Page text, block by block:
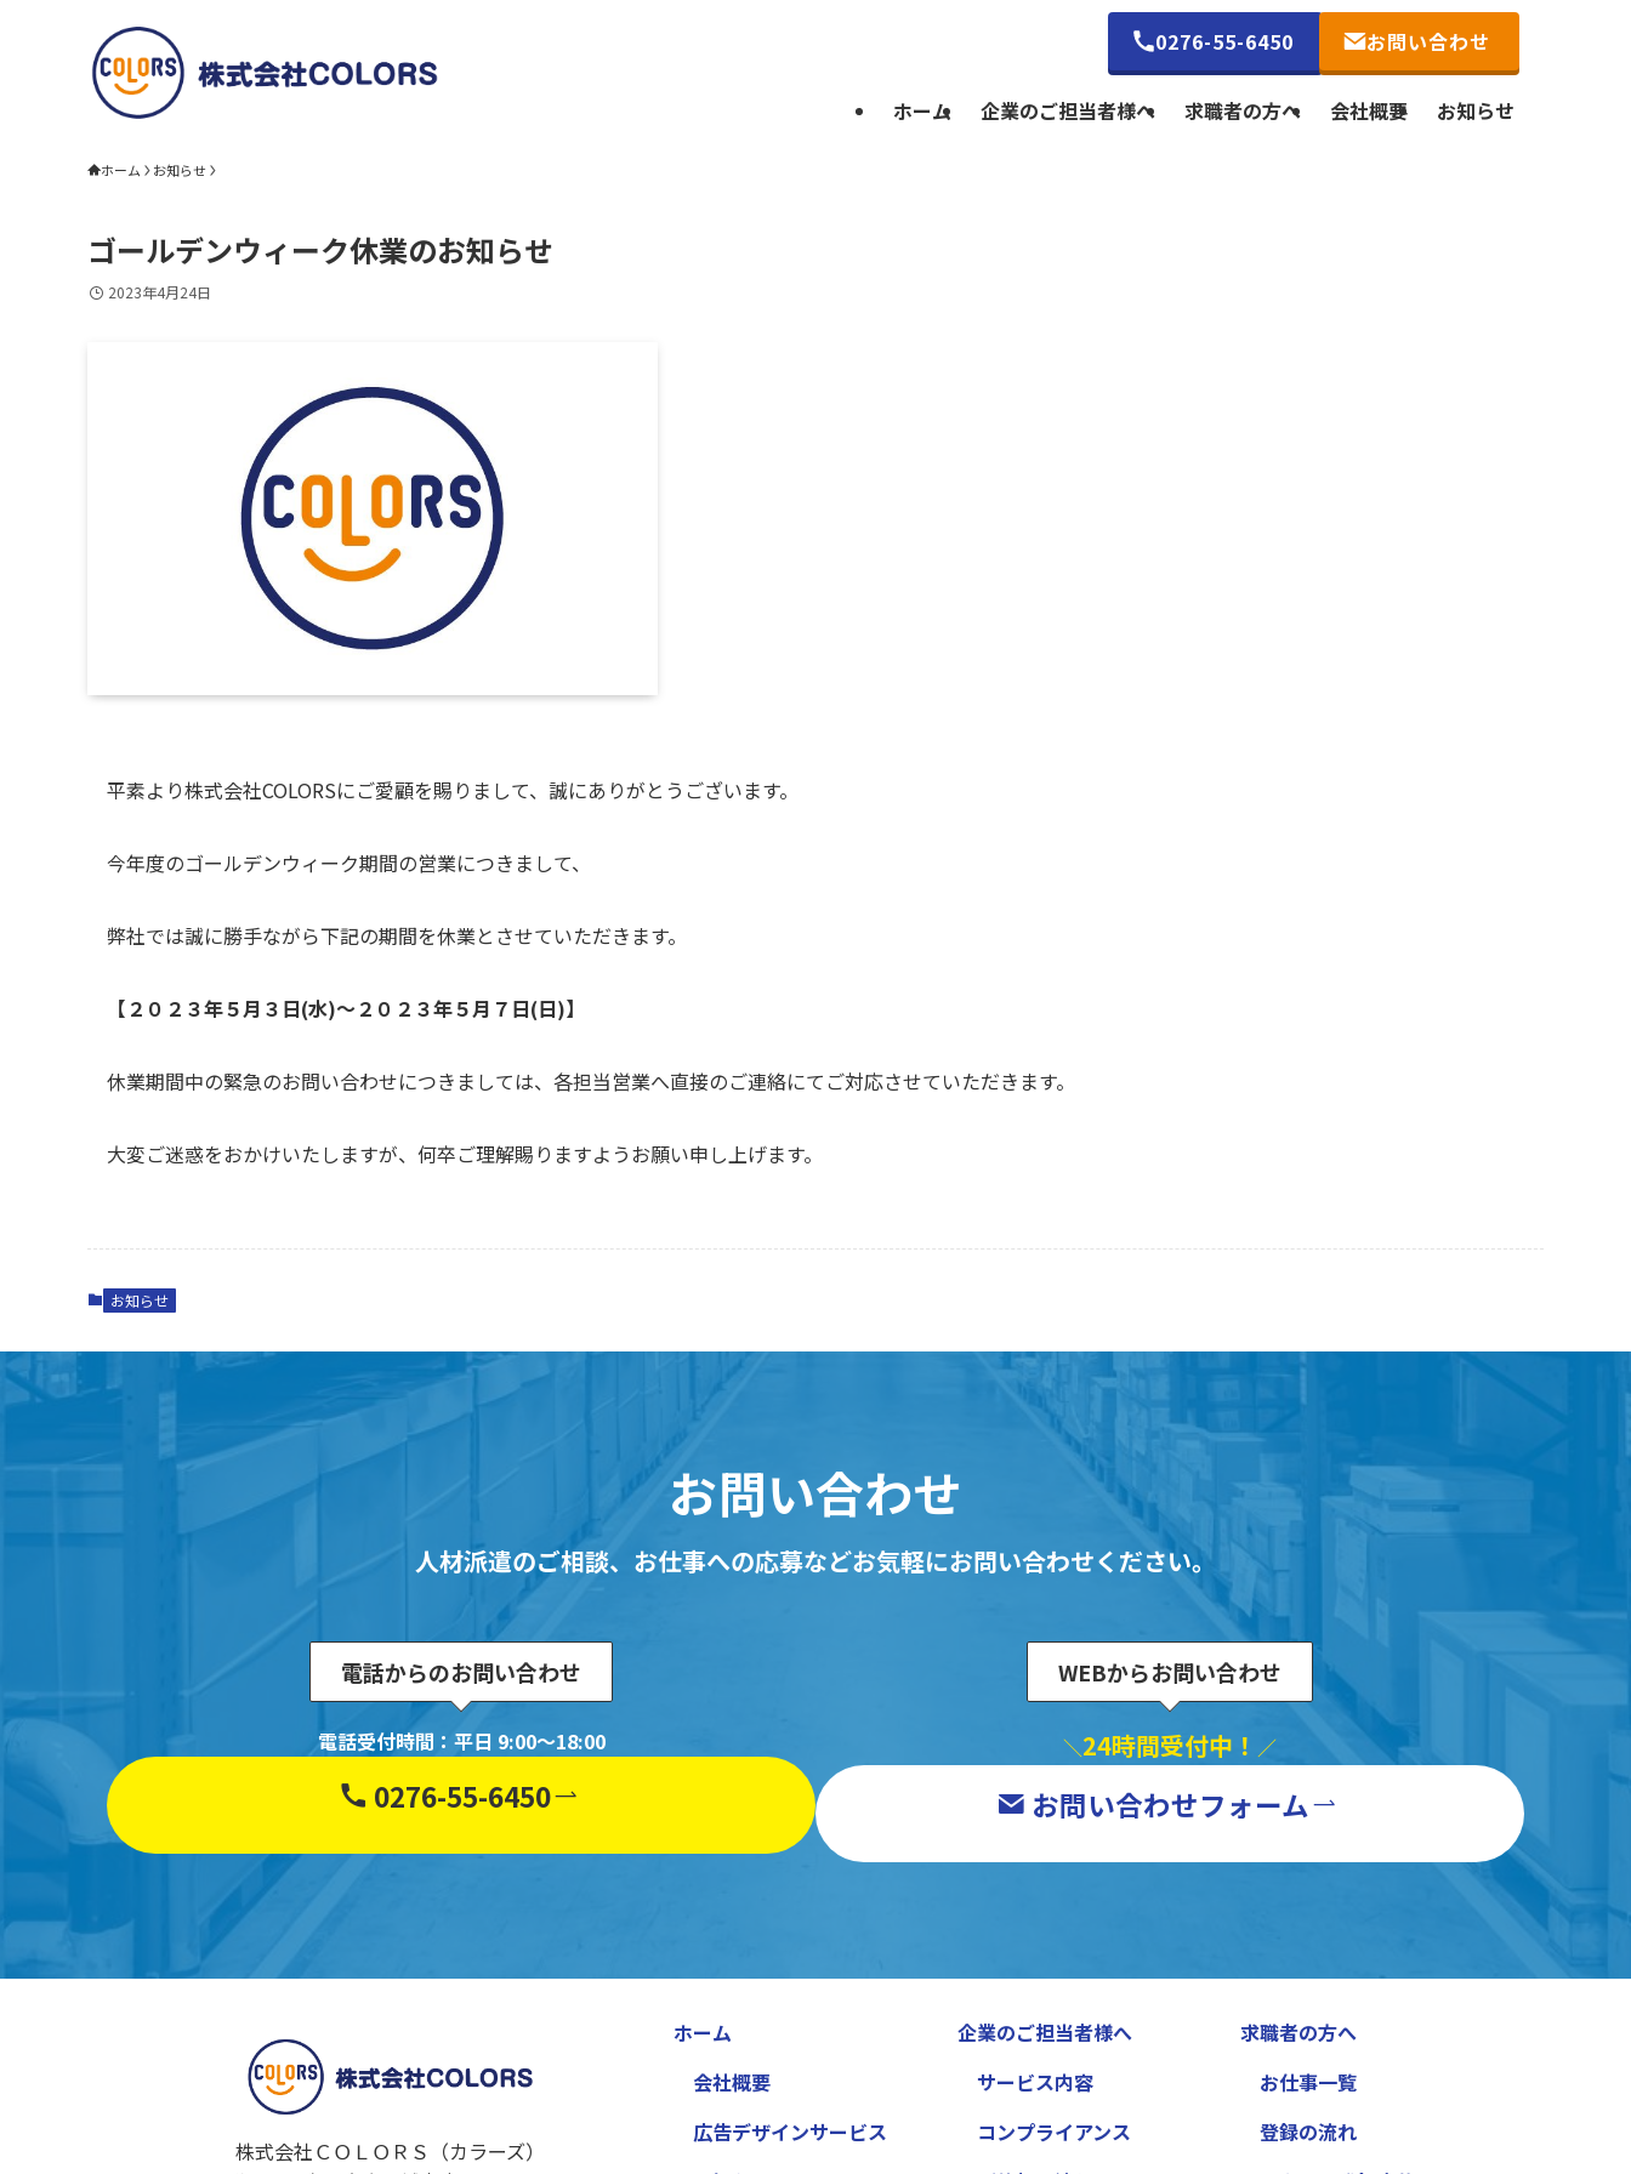
ホーム 企業のご担当者様へ 求職者の方へ 会社概要 お知らせ
0276-55-6450 お問い合わせ
ホーム お知らせ
ゴールデンウィーク休業のお知らせ
2023年4月24日
平素より株式会社COLORSにご愛顧を賜りまして、誠にありがとうございます。
今年度のゴールデンウィーク期間の営業につきまして、
弊社では誠に勝手ながら下記の期間を休業とさせていただきます。
【２０２３年５月３日(水)～２０２３年５月７日(日)】
休業期間中の緊急のお問い合わせにつきましては、各担当営業へ直接のご連絡にてご対応させていただきます。
大変ご迷惑をおかけいたしますが、何卒ご理解賜りますようお願い申し上げます。
お知らせ
お問い合わせ
人材派遣のご相談、お仕事への応募などお気軽にお問い合わせください。
電話からのお問い合わせ
電話受付時間：平日 9:00～18:00
0276-55-6450
WEBからお問い合わせ
＼24時間受付中！ ／
お問い合わせフォーム
株式会社ＣＯＬＯＲＳ（カラーズ）
ホーム
会社概要
広告デザインサービス
企業のご担当者様へ
サービス内容
コンプライアンス
求職者の方へ
お仕事一覧
登録の流れ